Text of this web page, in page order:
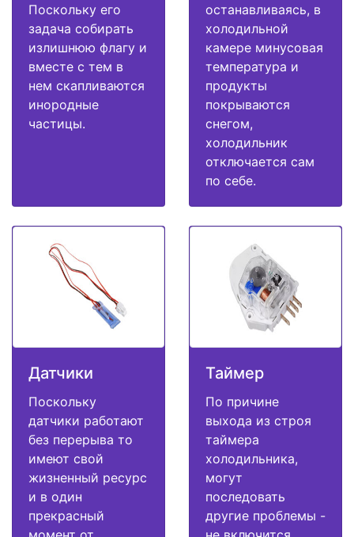
Поскольку его
задача собирать
излишнюю флагу и
вместе с тем в
нем скапливаются
инородные
частицы.
останавливаясь, в
холодильной
камере минусовая
температура и
продукты
покрываются
снегом,
холодильник
отключается сам
по себе.
Датчики
Поскольку
датчики работают
без перерыва то
имеют свой
жизненный ресурс
и в один
прекрасный
Таймер
По причине
выхода из строя
таймера
холодильника,
могут
последовать
другие проблемы -